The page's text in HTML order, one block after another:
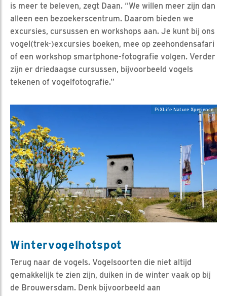
is meer te beleven, zegt Daan. “We willen meer zijn dan
alleen een bezoekerscentrum. Daarom bieden we
excursies, cursussen en workshops aan. Je kunt bij ons
vogel(trek-)excursies boeken, mee op zeehondensafari
of een workshop smartphone-fotografie volgen. Verder
zijn er driedaagse cursussen, bijvoorbeeld vogels
tekenen of vogelfotografie.”
PiXLife Nature Xperience
Wintervogelhotspot
Terug naar de vogels. Vogelsoorten die niet altijd
gemakkelijk te zien zijn, duiken in de winter vaak op bij
de Brouwersdam. Denk bijvoorbeeld aan